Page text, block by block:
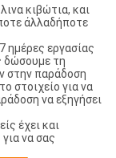
κιβώτια, και
άλλαδήποτε
ημέρες εργασίας
δώσουμε τη
στην παράδοση
στοιχείο για να
να εξηγήσει
έχει και
να σας